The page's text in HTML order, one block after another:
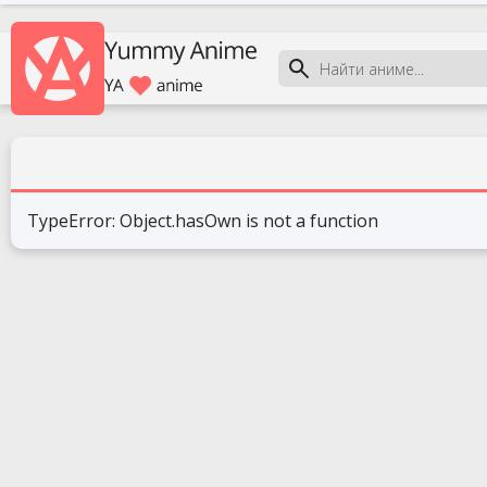
TypeError: Object.hasOwn is not a function